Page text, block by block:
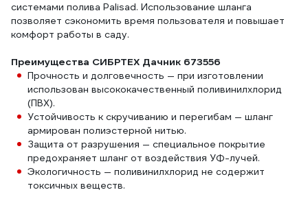
системами полива Palisad. Использование шланга
позволяет сэкономить время пользователя и повышает
комфорт работы в саду.
Преимущества СИБРТЕХ Дачник 673556
Прочность и долговечность — при изготовлении
использован высококачественный поливинилхлорид
(ПВХ).
Устойчивость к скручиванию и перегибам — шланг
армирован полиэстерной нитью.
Защита от разрушения — специальное покрытие
предохраняет шланг от воздействия УФ-лучей.
Экологичность — поливинилхлорид не содержит
токсичных веществ.